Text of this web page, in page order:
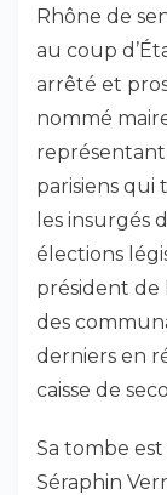
Rhône de
au coup
arrêté et
nommé
représentant
parisiens qui
les insurgés
élections
président de
des
derniers en
caisse de
Sa tombe
Séraphin